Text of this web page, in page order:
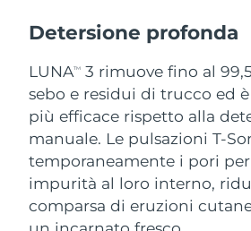
Detersione profonda
LUNATM
3 rimuove fino al
sebo e residui di trucco ed
più efficace rispetto alla
manuale. Le pulsazioni T-
temporaneamente i pori
impurità al loro interno,
comparsa di eruzioni
Svezia
Svizzera
Taiwan
Thailandia
Turchia